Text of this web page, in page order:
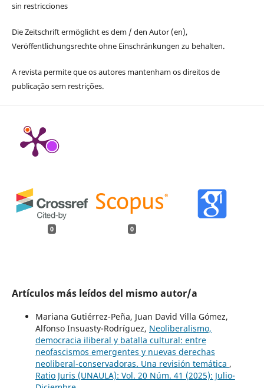
sin restricciones
Die Zeitschrift ermöglicht es dem / den Autor (en),
Veröffentlichungsrechte ohne Einschränkungen zu behalten.
A revista permite que os autores mantenham os direitos de
publicação sem restrições.
0 0
Artículos más leídos del mismo autor/a
Mariana Gutiérrez-Peña, Juan David Villa Gómez,
Alfonso Insuasty-Rodríguez, Neoliberalismo,
democracia iliberal y batalla cultural: entre
neofascismos emergentes y nuevas derechas
neoliberal-conservadoras. Una revisión temática ,
Ratio Juris (UNAULA): Vol. 20 Núm. 41 (2025): Julio-